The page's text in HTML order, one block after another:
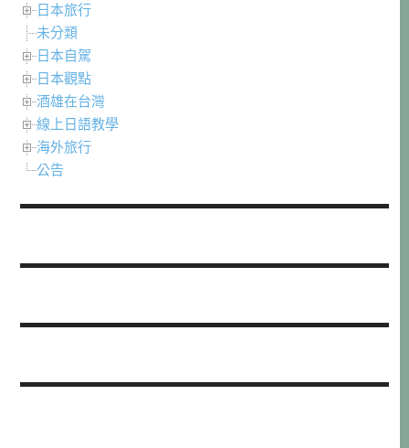
日本旅行
未分類
日本自駕
日本觀點
酒雄在台灣
線上日語教學
海外旅行
公告